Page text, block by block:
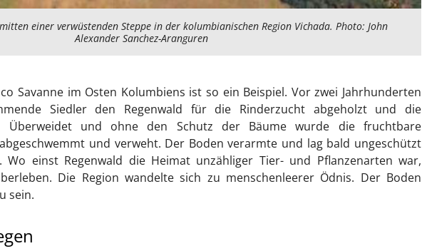
einer verwüstenden Steppe in der kolumbianischen Region Vichada. Photo: John
Alexander Sanchez-Aranguren
Savanne im Osten Kolumbiens ist so ein Beispiel. Vor zwei Jahrhunderten
Siedler den Regenwald für die Rinderzucht abgeholzt und die
Überweidet und ohne den Schutz der Bäume wurde die fruchtbare
und verweht. Der Boden verarmte und lag bald ungeschützt
einst Regenwald die Heimat unzähliger Tier- und Pflanzenarten war,
Die Region wandelte sich zu menschenleerer Ödnis. Der Boden
sein.